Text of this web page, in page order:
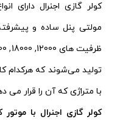
کولر گازی اجنرال دارای
مولتی پنل ساده و
تولید می‌شوند که هرکدام
با متراژی که آن را قرار
کولر گازی اجنرال با موتور